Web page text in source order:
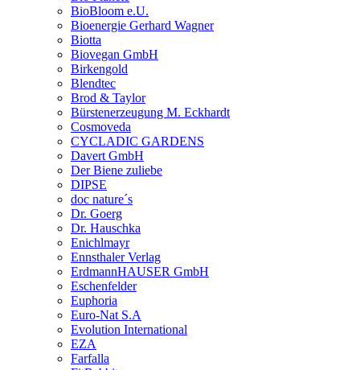
BioBloom e.U.
Bioenergie Gerhard Wagner
Biotta
Biovegan GmbH
Birkengold
Blendtec
Brod & Taylor
Bürstenerzeugung M. Eckhardt
Cosmoveda
CYCLADIC GARDENS
Davert GmbH
Der Biene zuliebe
DIPSE
doc nature´s
Dr. Goerg
Dr. Hauschka
Enichlmayr
Ennsthaler Verlag
ErdmannHAUSER GmbH
Eschenfelder
Euphoria
Euro-Nat S.A
Evolution International
EZA
Farfalla